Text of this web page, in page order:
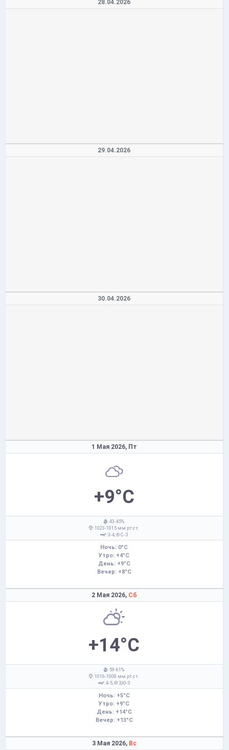
28.04.2026
29.04.2026
30.04.2026
1 Мая 2026, Пт
+9°C
: 43-45%
: 1023-1015 мм рт.ст.
: 3-4,
С-З
Ночь: 0°C
Утро: +4°C
День: +9°C
Вечер: +8°C
2 Мая 2026, Сб
+14°C
: 59-61%
: 1016-1008 мм рт.ст.
: 4-5,
З,Ю-З
Ночь: +5°C
Утро: +9°C
День: +14°C
Вечер: +13°C
3 Мая 2026, Вс